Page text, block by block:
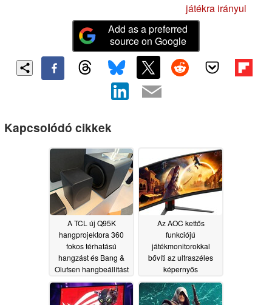
játékra irányul
Add as a preferred
source on Google
Kapcsolódó cikkek
A TCL új Q95K
hangprojektora 360
fokos térhatású
hangzást és Bang &
Olufsen hangbeállítást
kínál07/27/2026
Az AOC kettős
funkciójú
játékmonitorokkal
bővíti az ultraszéles
képernyős
termékcsaládját
07/19/2026